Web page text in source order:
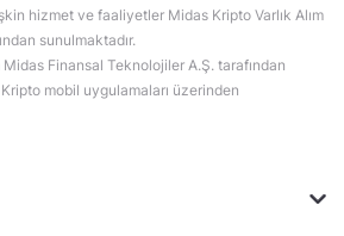
hizmet ve faaliyetler Midas Kripto Varlık Alım
sunulmaktadır.
Finansal Teknolojiler A.Ş. tarafından
mobil uygulamaları üzerinden